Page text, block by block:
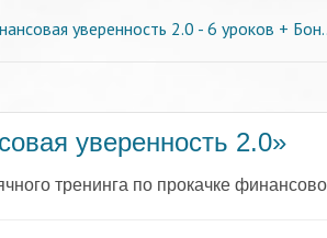
уверенность 2.0 - 6 уроков + Бонусы
уверенность 2.0»
тренинга по прокачке